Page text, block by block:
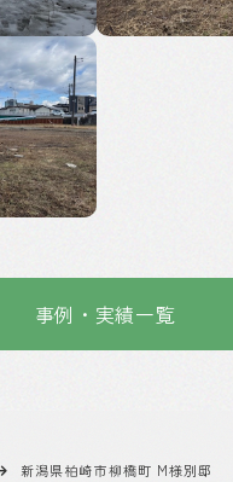
事例・実績一覧
新潟県柏崎市柳橋町 M様別邸